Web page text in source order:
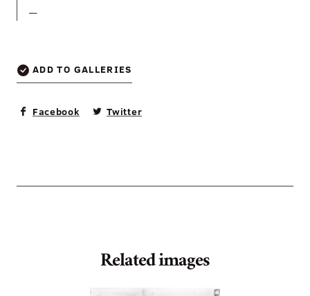
—
ADD TO GALLERIES
Facebook Twitter
Related images